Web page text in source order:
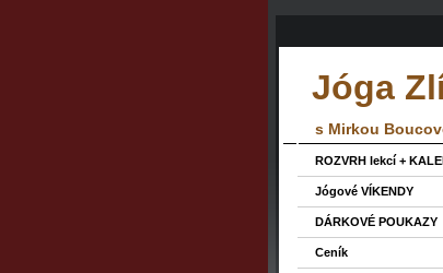
Jóga
s Mirkou
ROZVRH lekcí +
Jógové VÍKENDY
DÁRKOVÉ POUKAZY
Ceník